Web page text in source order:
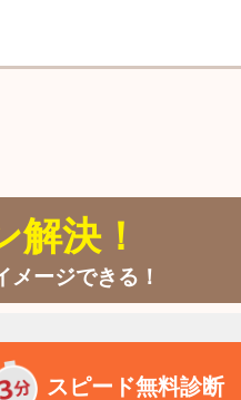
決！
ージできる！
スピード無料診断